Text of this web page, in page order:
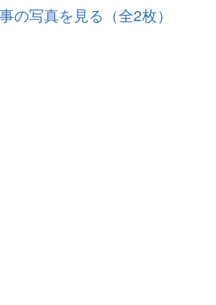
の写真を見る（全2枚）